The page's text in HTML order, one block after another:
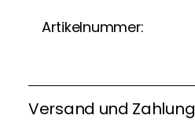
Artikelnummer:
Versand und Zahlung